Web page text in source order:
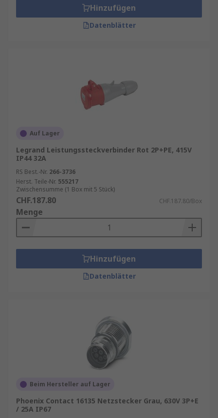
Hinzufügen
Datenblätter
Auf Lager
Legrand Leistungssteckverbinder Rot 2P+PE, 415V
IP44 32A
RS Best.-Nr. 266-3736
Herst. Teile-Nr. 555217
Zwischensumme (1 Box mit 5 Stück)
CHF.187.80 CHF.187.80/Box
Menge
Hinzufügen
Datenblätter
Beim Hersteller auf Lager
Phoenix Contact 16135 Netzstecker Grau, 630V 3P+E
/ 25A IP67